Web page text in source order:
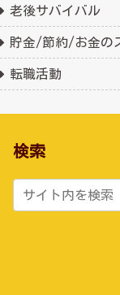
老後サバイバル
貯金/節約/お金の
転職活動
検索